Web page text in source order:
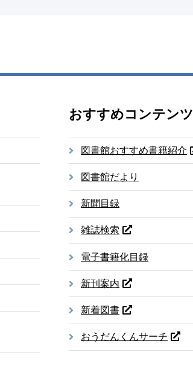
おすすめコンテンツ
図書館おすすめ書籍紹介
図書館だより
新聞目録
雑誌検索
電子書籍化目録
新刊案内
新着図書
おうだんくんサーチ